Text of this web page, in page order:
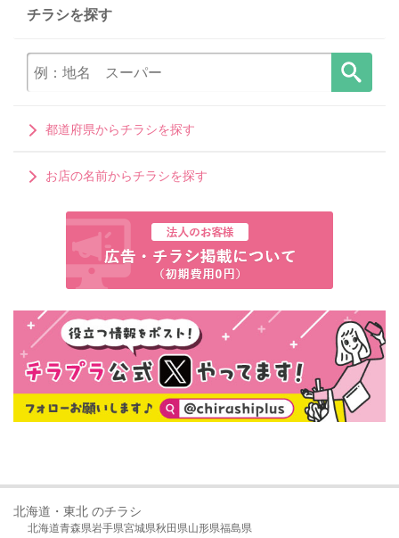
チラシを探す
都道府県からチラシを探す
お店の名前からチラシを探す
北海道・東北 のチラシ
北海道青森県岩手県宮城県秋田県山形県福島県